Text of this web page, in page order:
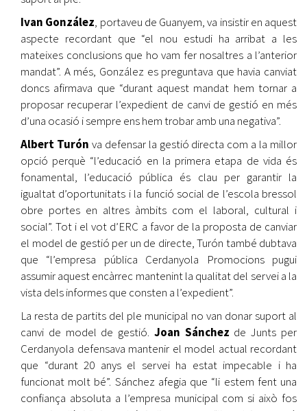
Ivan González, portaveu de Guanyem, va insistir en aquest
aspecte recordant que “el nou estudi ha arribat a les
mateixes conclusions que ho vam fer nosaltres a l’anterior
mandat”. A més, González es preguntava que havia canviat
doncs afirmava que “durant aquest mandat hem tornar a
proposar recuperar l’expedient de canvi de gestió en més
d’una ocasió i sempre ens hem trobar amb una negativa”.
Albert Turón va defensar la gestió directa com a la millor
opció perquè “l’educació en la primera etapa de vida és
fonamental, l’educació pública és clau per garantir la
igualtat d’oportunitats i la funció social de l’escola bressol
obre portes en altres àmbits com el laboral, cultural i
social”. Tot i el vot d’ERC a favor de la proposta de canviar
el model de gestió per un de directe, Turón també dubtava
que “l’empresa pública Cerdanyola Promocions pugui
assumir aquest encàrrec mantenint la qualitat del servei a la
vista dels informes que consten a l’expedient”.
La resta de partits del ple municipal no van donar suport al
canvi de model de gestió. Joan Sánchez de Junts per
Cerdanyola defensava mantenir el model actual recordant
que “durant 20 anys el servei ha estat impecable i ha
funcionat molt bé”. Sánchez afegia que “li estem fent una
confiança absoluta a l’empresa municipal com si això fos